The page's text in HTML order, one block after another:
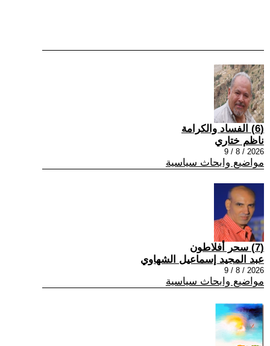
(6) الفساد والكرامة
ناظم ختاري
2026 / 8 / 9
مواضيع وابحاث سياسية
(7) سحر أفلاطون
عبد المجيد إسماعيل الشهاوي
2026 / 8 / 9
مواضيع وابحاث سياسية